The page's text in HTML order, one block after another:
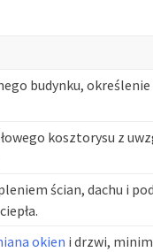
budynku, określenie
kosztorysu z
ścian, dachu i
okien i drzwi,